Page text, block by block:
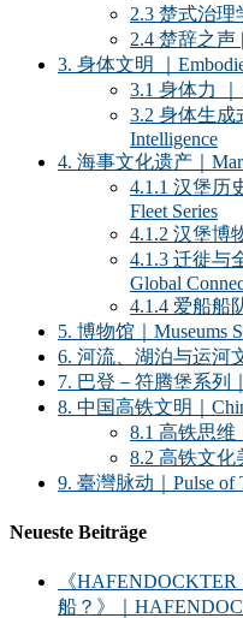
2.3 楚式治理
2.4 楚辞之声
3. 身体文明 ｜
3.1 身体力
3.2 身体生成
Intelligence
4. 海事文化遗产｜
4.1.1 汉堡历
Fleet Series
4.1.2 汉堡博
4.1.3 迁徙与
Global
4.1.4 爱船船
5. 博物馆｜Museums
6. 河流、湖泊与运河
7. 巴登－符腾堡系列
8. 中国高铁文明｜
8.1 高铁思维
8.2 高铁文化
9. 臺灣脉动｜Pulse of
Neueste Beiträge
《
船？》｜